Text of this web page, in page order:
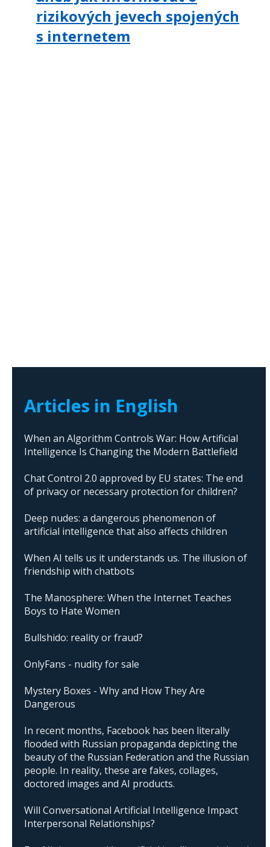
rizikových jevech spojených
s internetem
Articles in English
When an Algorithm Controls War: How Artificial
Intelligence Is Changing the Modern Battlefield
Chat Control 2.0 approved by EU states: The end
of privacy or necessary protection for children?
Deep nudes: a dangerous phenomenon of
artificial intelligence that also affects children
When AI tells us it understands us. The illusion of
friendship with chatbots
The Manosphere: When the Internet Teaches
Boys to Hate Women
Bullshido: reality or fraud?
OnlyFans - nudity for sale
Mystery Boxes - Why and How They Are
Dangerous
In recent months, Facebook has been literally
flooded with Russian propaganda depicting the
beauty of the Russian Federation and the Russian
people. In reality, these are fakes, collages,
doctored images and AI products.
Will Conversational Artificial Intelligence Impact
Interpersonal Relationships?